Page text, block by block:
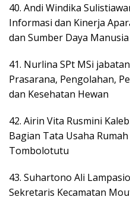
40. Andi Windika
Informasi dan Kinerja
dan Sumber Daya Manusia
41. Nurlina SPt MSi
Prasarana, Pengolahan,
dan Kesehatan Hewan
42. Airin Vita Rusmini
Bagian Tata Usaha
Tombolotutu
43. Suhartono Ali
Sekretaris Kecamatan